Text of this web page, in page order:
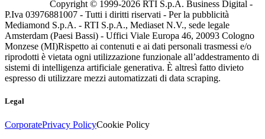
Copyright © 1999-2026 RTI S.p.A. Business Digital -
P.Iva 03976881007 - Tutti i diritti riservati - Per la pubblicità
Mediamond S.p.A. - RTI S.p.A., Mediaset N.V., sede legale
Amsterdam (Paesi Bassi) - Uffici Viale Europa 46, 20093 Cologno
Monzese (MI)Rispetto ai contenuti e ai dati personali trasmessi e/o
riprodotti è vietata ogni utilizzazione funzionale all’addestramento di
sistemi di intelligenza artificiale generativa. È altresì fatto divieto
espresso di utilizzare mezzi automatizzati di data scraping.
Legal
CorporatePrivacy PolicyCookie Policy